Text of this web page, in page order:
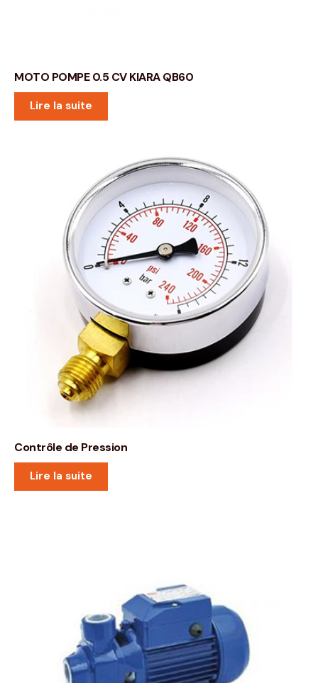
MOTO POMPE 0.5 CV KIARA QB60
Lire la suite
Contrôle de Pression
Lire la suite